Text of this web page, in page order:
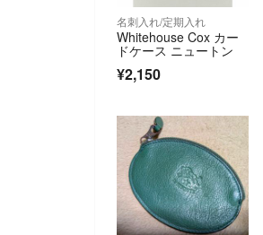
名刺入れ/定期入れ
Whitehouse Cox カー
ドケース ニュートン
¥2,150